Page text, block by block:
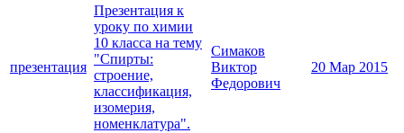
презентация
Презентация к
уроку по химии
10 класса на тему
"Спирты:
строение,
классификация,
изомерия,
номенклатура".
Симаков
Виктор
Федорович
20 Мар 2015